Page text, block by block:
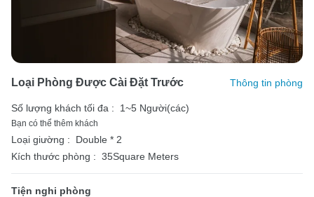
Loại Phòng Được Cài Đặt Trước Thông tin phòng
Số lượng khách tối đa : 1~5 Người(các)
Bạn có thể thêm khách
Loại giường :
Double * 2
Kích thước phòng : 35Square Meters
Tiện nghi phòng